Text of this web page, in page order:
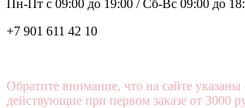
Пн-Пт с 09:00 до 19:00 /Сб-Вс 09:00 до
+7 901 611 42 10
Обратите внимание, что на сайте
действующие при первом заказе от 3000